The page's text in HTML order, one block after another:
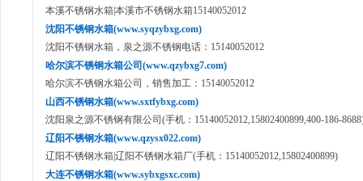
本溪不锈钢水箱|本溪市不锈钢水箱15140052012
沈阳不锈钢水箱(www.syqzybxg.com)
沈阳不锈钢水箱，泉之源不锈钢电话：15140052012
哈尔滨不锈钢水箱公司(www.qzybxg7.com)
哈尔滨不锈钢水箱公司，销售加工：15140052012
山西不锈钢水箱(www.sxtfybxg.com)
沈阳泉之源不锈钢有限公司(手机：15140052012,15802400899,400-186-
辽阳不锈钢水箱(www.qzysx022.com)
辽阳不锈钢水箱|辽阳不锈钢水箱厂(手机：15140052012,15802400899)
大连不锈钢水箱(www.sybxgsxc.com)